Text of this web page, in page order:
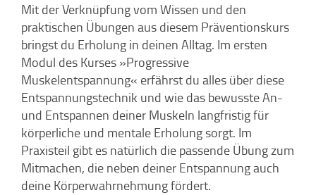
Mit der Verknüpfung vom Wissen und den
praktischen Übungen aus diesem Präventionskurs
bringst du Erholung in deinen Alltag. Im ersten
Modul des Kurses »Progressive
Muskelentspannung« erfährst du alles über diese
Entspannungstechnik und wie das bewusste An-
und Entspannen deiner Muskeln langfristig für
körperliche und mentale Erholung sorgt. Im
Praxisteil gibt es natürlich die passende Übung zum
Mitmachen, die neben deiner Entspannung auch
deine Körperwahrnehmung fördert.